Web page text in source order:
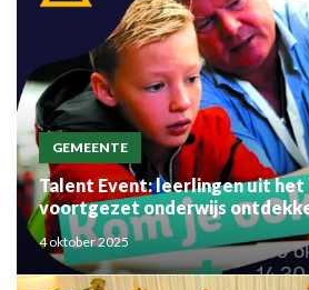
GEMEENTE
Talent Event: leerlingen uit het
voortgezet onderwijs
de regio
4 oktober 2025